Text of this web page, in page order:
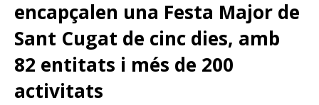
encapçalen una Festa Major de
Sant Cugat de cinc dies, amb
82 entitats i més de 200
activitats